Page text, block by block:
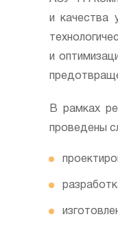
и качества
и
В рамках
проведены